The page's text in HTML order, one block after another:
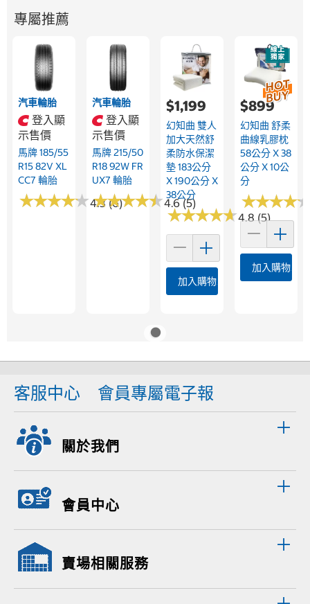
專屬推薦
汽車輪胎
登入顯
示售價
馬牌 185/55
R15 82V XL
CC7 輪胎
★★★★★
★★★★★4.3 (6)
汽車輪胎
登入顯
示售價
馬牌 215/50
R18 92W FR
UX7 輪胎
★★★★★
★★★★★4.6 (5)
$1,199
幻知曲 雙人
加大天然舒
柔防水保潔
墊 183公分
X 190公分 X
38公分
★★★★★
★★★★★4.8 (5)
加入購物車
$899
幻知曲 舒柔
曲線乳膠枕
58公分 X 38
公分 X 10公
分
★★★★
★★★★
加入購物車
客服中心 會員專屬電子報
關於我們
會員中心
賣場相關服務